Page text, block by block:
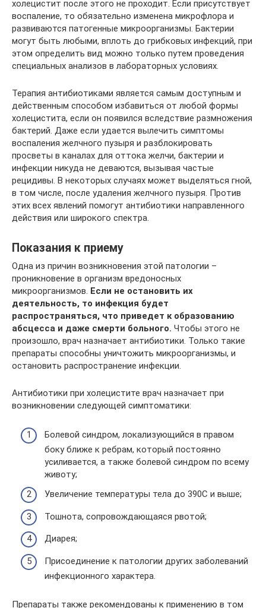
холецистит после этого не проходит. Если присутствует
воспаление, то обязательно изменена микрофлора и
развиваются патогенные микроорганизмы. Бактерии
могут быть любыми, вплоть до грибковых инфекций, при
этом определить вид можно только путем проведения
специальных анализов в лабораторных условиях.
Терапия антибиотиками является самым доступным и
действенным способом избавиться от любой формы
холецистита, если он появился вследствие размножения
бактерий. Даже если удается вылечить симптомы
воспаления желчного пузыря и разблокировать
просветы в каналах для оттока желчи, бактерии и
инфекции никуда не деваются, вызывая частые
рецидивы. В некоторых случаях может выделяться гной,
в том числе, после удаления желчного пузыря. Против
этих всех явлений помогут антибиотики направленного
действия или широкого спектра.
Показания к приему
Одна из причин возникновения этой патологии –
проникновение в организм вредоносных
микроорганизмов. Если не остановить их
деятельность, то инфекция будет
распространяться, что приведет к образованию
абсцесса и даже смерти больного. Чтобы этого не
произошло, врач назначает антибиотики. Только такие
препараты способны уничтожить микроорганизмы, и
остановить распространение инфекции.
Антибиотики при холецистите врач назначает при
возникновении следующей симптоматики:
Болевой синдром, локализующийся в правом
боку ближе к ребрам, который постоянно
усиливается, а также болевой синдром по всему
животу;
Увеличение температуры тела до 390С и выше;
Тошнота, сопровождающаяся рвотой;
Диарея;
Присоединение к патологии других заболеваний
инфекционного характера.
Препараты также рекомендованы к применению в том